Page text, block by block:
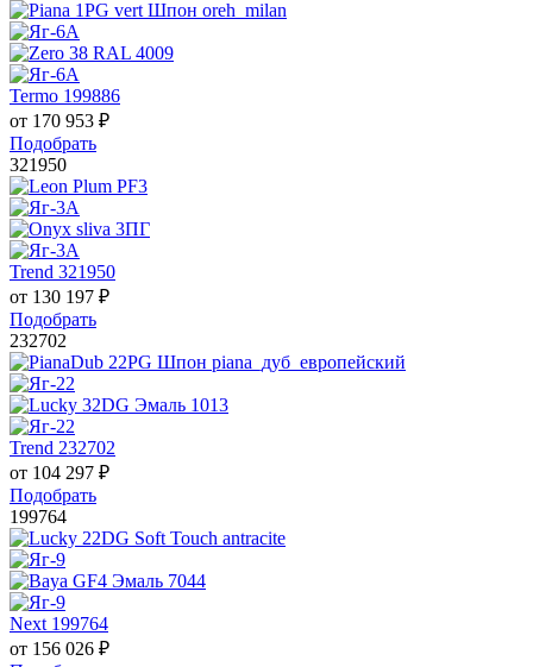
Termo 199886
от 170 953 ₽
Подобрать
321950
Trend 321950
от 130 197 ₽
Подобрать
232702
Trend 232702
от 104 297 ₽
Подобрать
199764
Next 199764
от 156 026 ₽